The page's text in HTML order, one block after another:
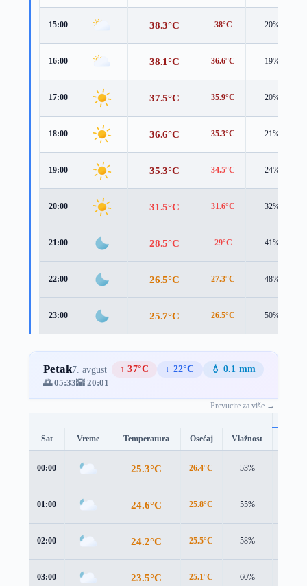
15:00 38.3°C 38°C 20%
16:00 38.1°C 36.6°C 19%
17:00 37.5°C 35.9°C 20%
18:00 36.6°C 35.3°C 21%
19:00 35.3°C 34.5°C 24%
20:00 31.5°C 31.6°C 32%
21:00 28.5°C 29°C 41%
22:00 26.5°C 27.3°C 48%
23:00 25.7°C 26.5°C 50%
Petak7. avgust ↑ 37°C ↓ 22°C
💧 0.1 mm
🌅 05:33🌇 20:01
Prevucite za više →
Sat Vreme Temperatura Osećaj Vlažnost
00:00 25.3°C 26.4°C 53%
01:00 24.6°C 25.8°C 55%
02:00 24.2°C 25.5°C 58%
03:00 23.5°C 25.1°C 60%